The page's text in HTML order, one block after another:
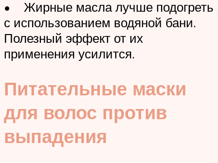
• Жирные масла лучше подогреть
с использованием водяной бани.
Полезный эффект от их
применения усилится.
Питательные маски
для волос против
выпадения